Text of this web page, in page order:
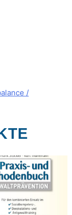
/